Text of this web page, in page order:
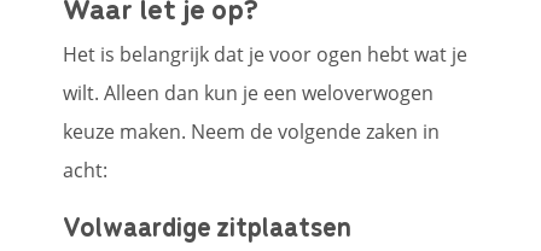
Het is belangrijk dat je voor ogen hebt wat je
wilt. Alleen dan kun je een weloverwogen
keuze maken. Neem de volgende zaken in
acht:
Volwaardige zitplaatsen